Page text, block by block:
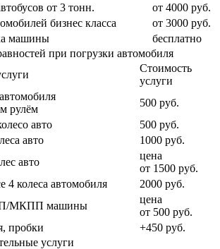
от 3 тонн.
от 4000 руб.
бизнес класса
от 3000 руб.
машины
бесплатно
при погрузки автомобиля
Стоимость
услуги
рулём
500 руб.
авто
500 руб.
авто
1000 руб.
авто
цена
от 1500 руб.
4 колеса автомобиля
2000 руб.
МКПП машины
цена
от 500 руб.
пробки
+450 руб.
услуги